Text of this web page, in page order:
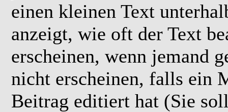
einen kleinen Text
anzeigt, wie oft der Text
erscheinen, wenn jemand
nicht erscheinen, falls ein
Beitrag editiert hat (Sie